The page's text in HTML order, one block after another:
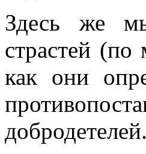
Здесь же
страстей
как они
добродетелей.